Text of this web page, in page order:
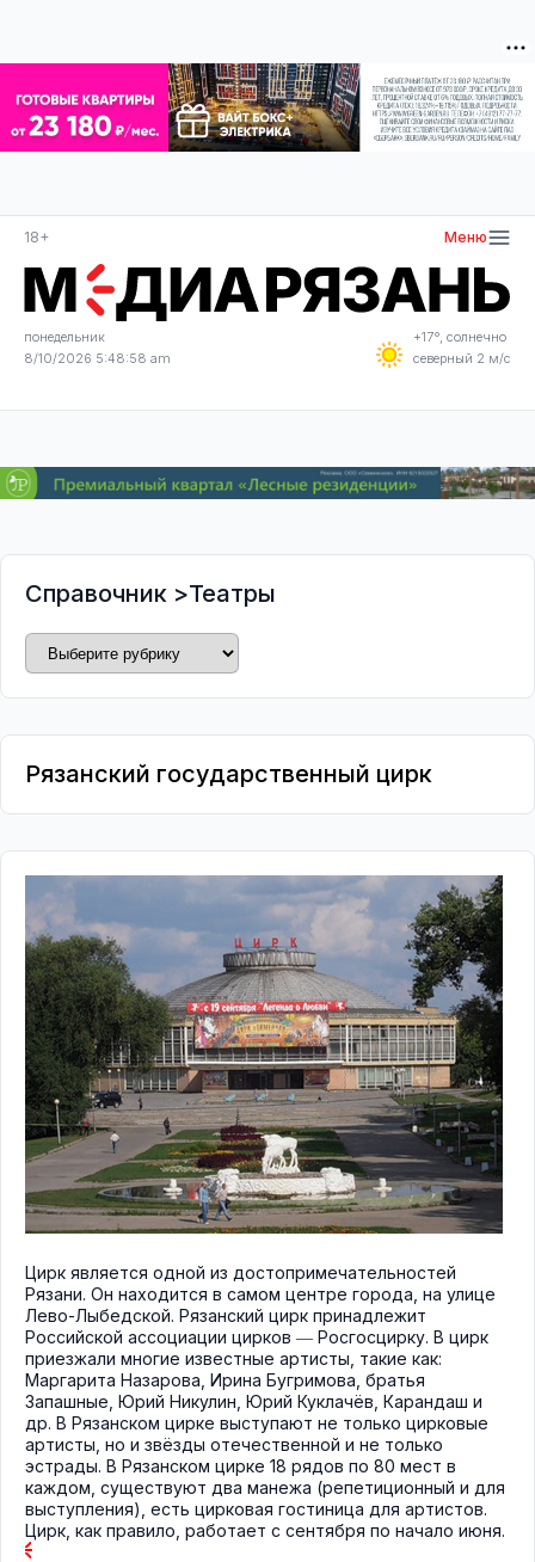
18+ Меню
понедельник
8/10/2026 5:48:58 am
+17°, солнечно
северный 2 м/с
Справочник >Театры
Рязанский государственный цирк
Цирк является одной из достопримечательностей
Рязани. Он находится в самом центре города, на улице
Лево-Лыбедской. Рязанский цирк принадлежит
Российской ассоциации цирков ― Росгосцирку. В цирк
приезжали многие известные артисты, такие как:
Маргарита Назарова, Ирина Бугримова, братья
Запашные, Юрий Никулин, Юрий Куклачёв, Карандаш и
др. В Рязанском цирке выступают не только цирковые
артисты, но и звёзды отечественной и не только
эстрады. В Рязанском цирке 18 рядов по 80 мест в
каждом, существуют два манежа (репетиционный и для
выступления), есть цирковая гостиница для артистов.
Цирк, как правило, работает с сентября по начало июня.